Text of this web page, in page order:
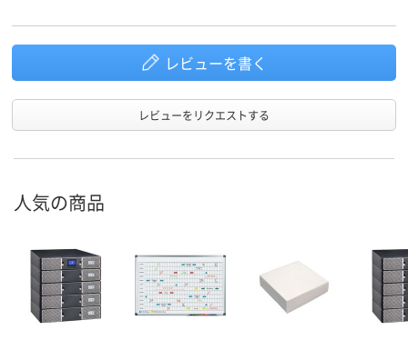
レビューを書く
レビューをリクエストする
人気の商品